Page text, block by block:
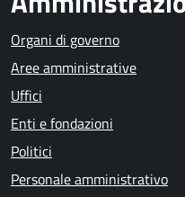
Organi di governo
Aree amministrative
Uffici
Enti e fondazioni
Politici
Personale amministrativo